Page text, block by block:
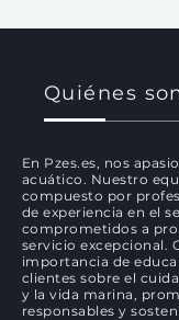
Quiénes
En Pzes.es, nos
acuático. Nuestro
compuesto por
de experiencia en el
comprometidos a
servicio excepcional.
importancia de
clientes sobre el
y la vida marina,
responsables y